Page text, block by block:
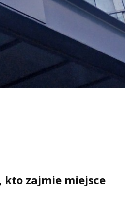
kto zajmie miejsce